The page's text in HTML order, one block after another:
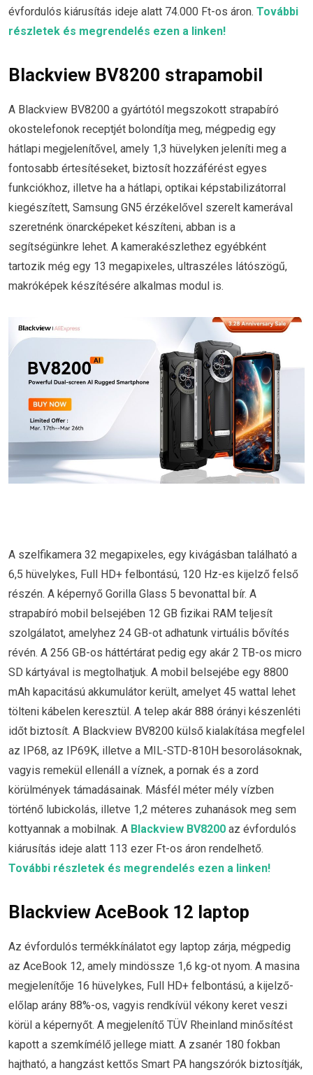
évfordulós kiárusítás ideje alatt 74.000 Ft-os áron. További
részletek és megrendelés ezen a linken!
Blackview BV8200 strapamobil
A Blackview BV8200 a gyártótól megszokott strapabíró
okostelefonok receptjét bolondítja meg, mégpedig egy
hátlapi megjelenítővel, amely 1,3 hüvelyken jeleníti meg a
fontosabb értesítéseket, biztosít hozzáférést egyes
funkciókhoz, illetve ha a hátlapi, optikai képstabilizátorral
kiegészített, Samsung GN5 érzékelővel szerelt kamerával
szeretnénk önarcképeket készíteni, abban is a
segítségünkre lehet. A kamerakészlethez egyébként
tartozik még egy 13 megapixeles, ultraszéles látószögű,
makróképek készítésére alkalmas modul is.
A szelfikamera 32 megapixeles, egy kivágásban található a
6,5 hüvelykes, Full HD+ felbontású, 120 Hz-es kijelző felső
részén. A képernyő Gorilla Glass 5 bevonattal bír. A
strapabíró mobil belsejében 12 GB fizikai RAM teljesít
szolgálatot, amelyhez 24 GB-ot adhatunk virtuális bővítés
révén. A 256 GB-os háttértárat pedig egy akár 2 TB-os micro
SD kártyával is megtolhatjuk. A mobil belsejébe egy 8800
mAh kapacitású akkumulátor került, amelyet 45 wattal lehet
tölteni kábelen keresztül. A telep akár 888 órányi készenléti
időt biztosít. A Blackview BV8200 külső kialakítása megfelel
az IP68, az IP69K, illetve a MIL-STD-810H besorolásoknak,
vagyis remekül ellenáll a víznek, a pornak és a zord
körülmények támadásainak. Másfél méter mély vízben
történő lubickolás, illetve 1,2 méteres zuhanások meg sem
kottyannak a mobilnak. A Blackview BV8200 az évfordulós
kiárusítás ideje alatt 113 ezer Ft-os áron rendelhető.
További részletek és megrendelés ezen a linken!
Blackview AceBook 12 laptop
Az évfordulós termékkínálatot egy laptop zárja, mégpedig
az AceBook 12, amely mindössze 1,6 kg-ot nyom. A masina
megjelenítője 16 hüvelykes, Full HD+ felbontású, a kijelző-
előlap arány 88%-os, vagyis rendkívül vékony keret veszi
körül a képernyőt. A megjelenítő TÜV Rheinland minősítést
kapott a szemkímélő jellege miatt. A zsanér 180 fokban
hajtható, a hangzást kettős Smart PA hangszórók biztosítják,